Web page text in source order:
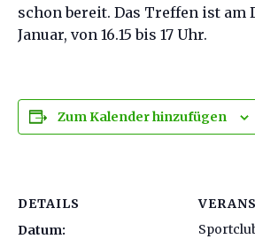
schon bereit. Das Treffen ist am
Januar, von 16.15 bis 17 Uhr.
Zum Kalender hinzufügen
DETAILS
Datum: